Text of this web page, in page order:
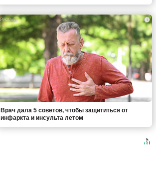
i
Врач дала 5 советов, чтобы защититься от
инфаркта и инсульта летом